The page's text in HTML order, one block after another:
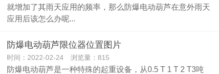
就增加了其雨天应用的频率，那么防爆电动葫芦在意外雨天
应用后该怎么办呢...
防爆电动葫芦限位器位置图片
时间：2022-02-24 浏览量：815
防爆电动葫芦是一种特殊的起重设备，从0.5 T 1 T 2 T3吨